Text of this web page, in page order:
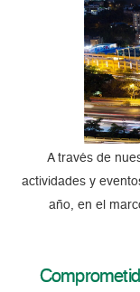
A través de
actividades y
año, en el